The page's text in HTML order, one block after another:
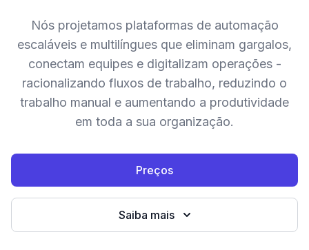
Nós projetamos plataformas de automação
escaláveis e multilíngues que eliminam gargalos,
conectam equipes e digitalizam operações -
racionalizando fluxos de trabalho, reduzindo o
trabalho manual e aumentando a produtividade
em toda a sua organização.
Preços
Saiba mais